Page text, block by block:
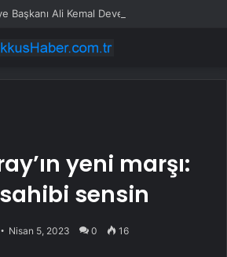
yeni marşı:
sensin
Nisan 5, 2023 0 16